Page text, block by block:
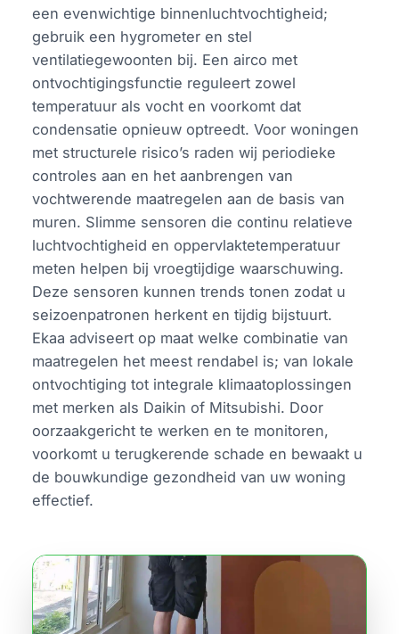
een evenwichtige binnenluchtvochtigheid;
gebruik een hygrometer en stel
ventilatiegewoonten bij. Een airco met
ontvochtigingsfunctie reguleert zowel
temperatuur als vocht en voorkomt dat
condensatie opnieuw optreedt. Voor woningen
met structurele risico’s raden wij periodieke
controles aan en het aanbrengen van
vochtwerende maatregelen aan de basis van
muren. Slimme sensoren die continu relatieve
luchtvochtigheid en oppervlaktetemperatuur
meten helpen bij vroegtijdige waarschuwing.
Deze sensoren kunnen trends tonen zodat u
seizoenpatronen herkent en tijdig bijstuurt.
Ekaa adviseert op maat welke combinatie van
maatregelen het meest rendabel is; van lokale
ontvochtiging tot integrale klimaatoplossingen
met merken als Daikin of Mitsubishi. Door
oorzaakgericht te werken en te monitoren,
voorkomt u terugkerende schade en bewaakt u
de bouwkundige gezondheid van uw woning
effectief.